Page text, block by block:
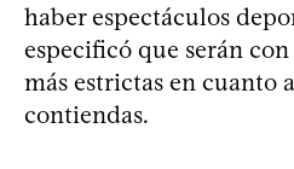
haber espectáculos
especificó que serán
más estrictas en cuanto
contiendas.